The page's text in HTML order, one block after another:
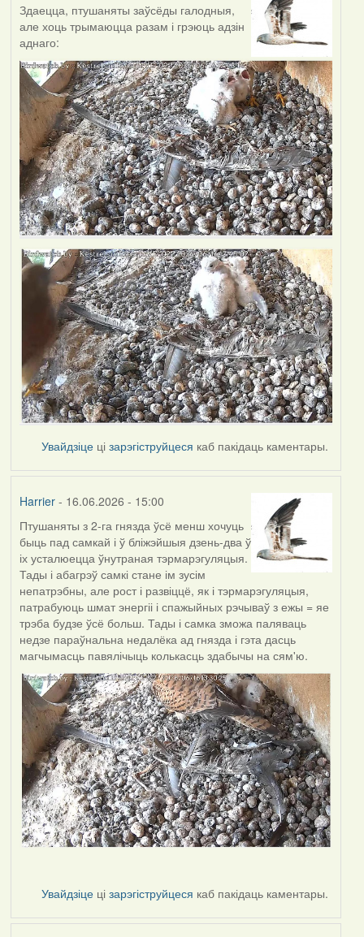
Здаецца, птушаняты заўсёды галодныя,
але хоць трымаюцца разам і грэюць адзін
аднаго:
Увайдзіце цізарэгіструйцеся каб пакідаць каментары.
Harrier- 16.06.2026 - 15:00
Птушаняты з 2-га гнязда ўсё менш хочуць
быць пад самкай і ў бліжэйшыя дзень-два ў
іх усталюецца ўнутраная тэрмарэгуляцыя.
Тады і абагрэў самкі стане ім зусім
непатрэбны, але рост і развіццё, як і тэрмарэгуляцыя,
патрабуюць шмат энергіі і спажыйных рэчываў з ежы = яе
трэба будзе ўсё больш. Тады і самка зможа паляваць
недзе параўнальна недалёка ад гнязда і гэта дасць
магчымасць павялічыць колькасць здабычы на сям'ю.
Увайдзіце цізарэгіструйцеся каб пакідаць каментары.